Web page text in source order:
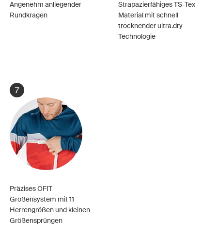
Angenehm anliegender
Rundkragen
Strapazierfähiges TS-Tex
Material mit schnell
trocknender ultra.dry
Technologie
7
Präzises OFIT
Größensystem mit 11
Herrengrößen und kleinen
Größensprüngen